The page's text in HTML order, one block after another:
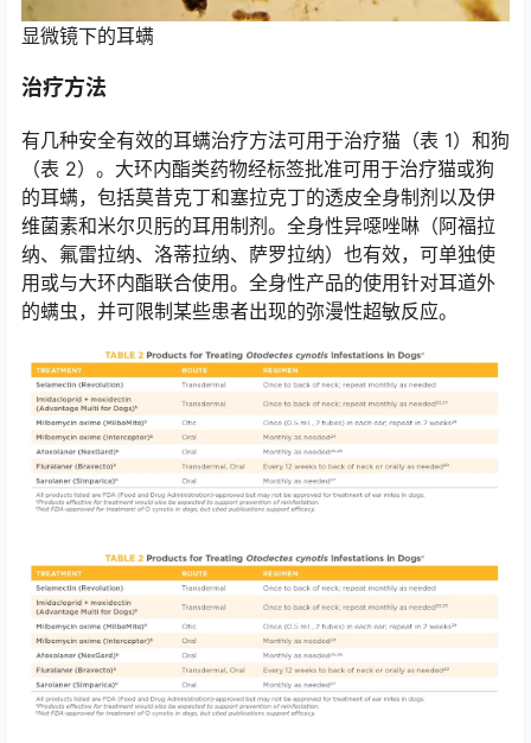
显微镜下的耳螨
治疗方法
有几种安全有效的耳螨治疗方法可用于治疗猫（表 1）和狗
（表 2）。大环内酯类药物经标签批准可用于治疗猫或狗
的耳螨，包括莫昔克丁和塞拉克丁的透皮全身制剂以及伊
维菌素和米尔贝肟的耳用制剂。全身性异噁唑啉（阿福拉
纳、氟雷拉纳、洛蒂拉纳、萨罗拉纳）也有效，可单独使
用或与大环内酯联合使用。全身性产品的使用针对耳道外
的螨虫，并可限制某些患者出现的弥漫性超敏反应。